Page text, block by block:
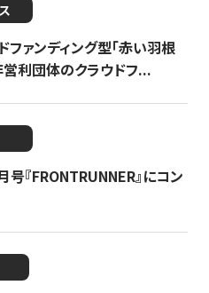
ファンディング型「赤い羽根
利団体のクラウドフ...
『FRONTRUNNER』にコン